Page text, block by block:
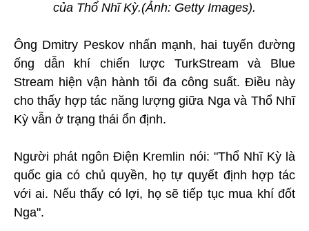
của Thổ Nhĩ Kỳ.(Ảnh: Getty Images).
Ông Dmitry Peskov nhấn mạnh, hai tuyến đường
ống dẫn khí chiến lược TurkStream và Blue
Stream hiện vận hành tối đa công suất. Điều này
cho thấy hợp tác năng lượng giữa Nga và Thổ Nhĩ
Kỳ vẫn ở trạng thái ổn định.
Người phát ngôn Điện Kremlin nói: "Thổ Nhĩ Kỳ là
quốc gia có chủ quyền, họ tự quyết định hợp tác
với ai. Nếu thấy có lợi, họ sẽ tiếp tục mua khí đốt
Nga".